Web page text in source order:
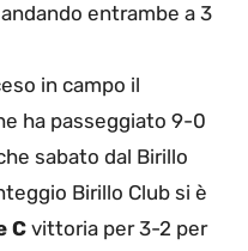
entrambe a 3
in campo il
ha passeggiato 9-0
sabato dal Birillo
Birillo Club si è
C vittoria per 3-2 per